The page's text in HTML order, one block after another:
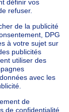
à vendre
à vendre
à vendre
à Niel-bij-As
Espagne